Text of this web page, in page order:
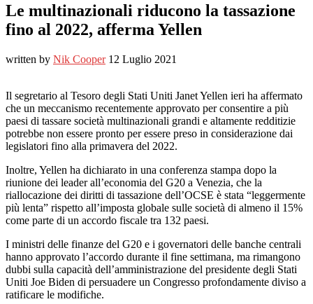
Le multinazionali riducono la tassazione
fino al 2022, afferma Yellen
written by Nik Cooper 12 Luglio 2021
Il segretario al Tesoro degli Stati Uniti Janet Yellen ieri ha affermato
che un meccanismo recentemente approvato per consentire a più
paesi di tassare società multinazionali grandi e altamente redditizie
potrebbe non essere pronto per essere preso in considerazione dai
legislatori fino alla primavera del 2022.
Inoltre, Yellen ha dichiarato in una conferenza stampa dopo la
riunione dei leader all’economia del G20 a Venezia, che la
riallocazione dei diritti di tassazione dell’OCSE è stata “leggermente
più lenta” rispetto all’imposta globale sulle società di almeno il 15%
come parte di un accordo fiscale tra 132 paesi.
I ministri delle finanze del G20 e i governatori delle banche centrali
hanno approvato l’accordo durante il fine settimana, ma rimangono
dubbi sulla capacità dell’amministrazione del presidente degli Stati
Uniti Joe Biden di persuadere un Congresso profondamente diviso a
ratificare le modifiche.